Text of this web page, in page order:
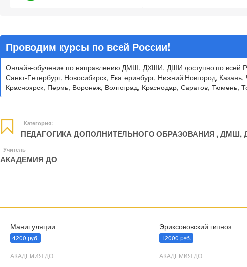
Проводим курсы по всей России!
Онлайн-обучение по направлению ДМШ, ДХШИ, ДШИ доступно по всей
Санкт-Петербург, Новосибирск, Екатеринбург, Нижний Новгород,
Красноярск, Пермь, Воронеж, Волгоград, Краснодар, Саратов, Тюмень,
Категория:
ПЕДАГОГИКА ДОПОЛНИТЕЛЬНОГО ОБРАЗОВАНИЯ ,ДМШ,
Учитель
АКАДЕМИЯ ДО
Манипуляции
4200 руб.
АКАДЕМИЯ ДО
Эриксоновский гипноз
12000 руб.
АКАДЕМИЯ ДО